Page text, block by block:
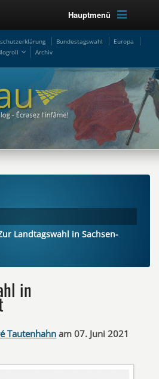
Hauptmenü
Bundestagswahl
Europa
Archiv
Landtagswahl in Sachsen-
in
Tautenhahnam 07. Juni 2021